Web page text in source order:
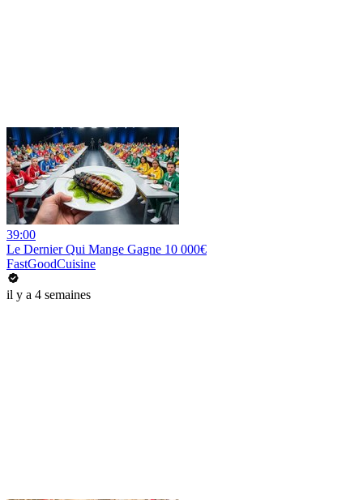
39:00
Le Dernier Qui Mange Gagne 10 000€
FastGoodCuisine
il y a 4 semaines